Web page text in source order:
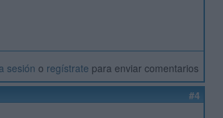
sesión o regístrate para enviar comentarios
#4